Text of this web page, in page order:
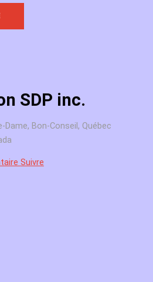
SDP inc.
Dame, Bon-Conseil, Québec
Suivre